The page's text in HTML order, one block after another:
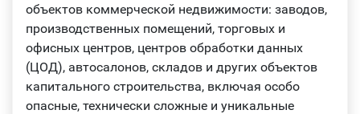
объектов коммерческой недвижимости: заводов,
производственных помещений, торговых и
офисных центров, центров обработки данных
(ЦОД), автосалонов, складов и других объектов
капитального строительства, включая особо
опасные, технически сложные и уникальные